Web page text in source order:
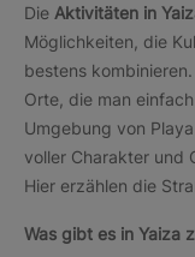
Die Aktivitäten in
Möglichkeiten, die
bestens
Orte, die man
Umgebung von
voller Charakter und
Hier erzählen die
Was gibt es in Yaiza